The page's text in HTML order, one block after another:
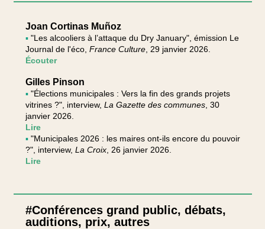
Joan Cortinas Muñoz
▪ "Les alcooliers à l’attaque du Dry January", émission Le
Journal de l'éco, France Culture, 29 janvier 2026.
Écouter
Gilles Pinson
▪ "Élections municipales : Vers la fin des grands projets
vitrines ?", interview, La Gazette des communes, 30
janvier 2026.
Lire
▪ "Municipales 2026 : les maires ont-ils encore du pouvoir
?", interview, La Croix, 26 janvier 2026.
Lire
#Conférences grand public, débats,
auditions, prix, autres